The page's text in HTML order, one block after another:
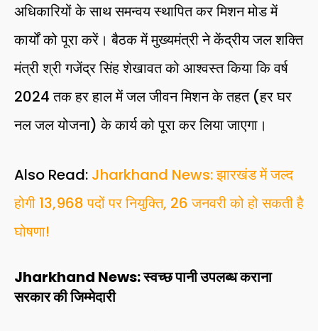
अधिकारियों के साथ समन्वय स्थापित कर मिशन मोड में
कार्यों को पूरा करें। बैठक में मुख्यमंत्री ने केंद्रीय जल शक्ति
मंत्री श्री गजेंद्र सिंह शेखावत को आश्वस्त किया कि वर्ष
2024 तक हर हाल में जल जीवन मिशन के तहत (हर घर
नल जल योजना) के कार्य को पूरा कर लिया जाएगा।
Also Read: Jharkhand News: झारखंड में जल्द
होगी 13,968 पदों पर नियुक्ति, 26 जनवरी को हो सकती है
घोषणा!
Jharkhand News: स्वच्छ पानी उपलब्ध कराना
सरकार की जिम्मेदारी